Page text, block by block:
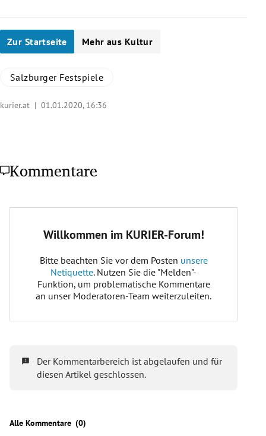
Zur Startseite Mehr aus Kultur
Salzburger Festspiele
kurier.at | 01.01.2020, 16:36
Kommentare